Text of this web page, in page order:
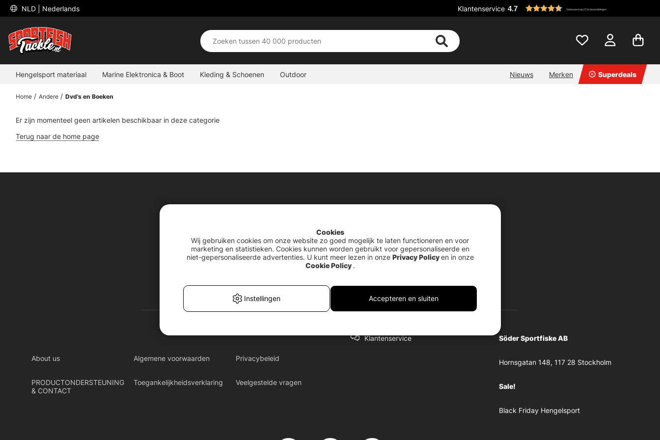
NLD | Nederlands Klantenservice 4.7 Gebaseerd op 2731 beoordelingen
Hengelsport materiaal Marine Elektronica & Boot Kleding & Schoenen Outdoor Nieuws Merken Superdeals
Home Andere Dvd's en Boeken
Er zijn momenteel geen artikelen beschikbaar in deze categorie
Terug naar de home page
About us Algemene voorwaarden Privacybeleid
PRODUCTONDERSTEUNING
& CONTACT
Toegankelijkheidsverklaring Veelgestelde vragen
Klantenservice Söder Sportfiske AB
Hornsgatan 148, 117 28 Stockholm
Sale!
Black Friday Hengelsport
Cookies
Wij gebruiken cookies om onze website zo goed mogelijk te laten functioneren en voor
marketing en statistieken. Cookies kunnen worden gebruikt voor gepersonaliseerde en
niet-gepersonaliseerde advertenties. U kunt meer lezen in onze Privacy Policy en in onze
Cookie Policy .
Instellingen Accepteren en sluiten